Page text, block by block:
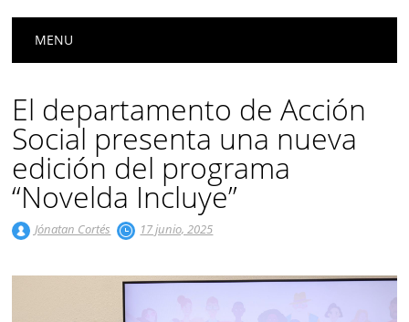
Menú principal
MENU
El departamento de Acción
Social presenta una nueva
edición del programa
“Novelda Incluye”
Jónatan Cortés 17 junio, 2025